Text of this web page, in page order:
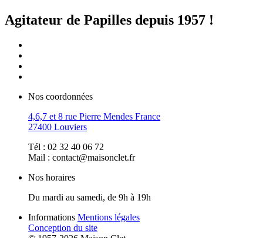
Agitateur de Papilles depuis 1957 !
Nos coordonnées
4,6,7 et 8 rue Pierre Mendes France
27400 Louviers
Tél : 02 32 40 06 72
Mail : contact@maisonclet.fr
Nos horaires
Du mardi au samedi, de 9h à 19h
Informations Mentions légales
Conception du site